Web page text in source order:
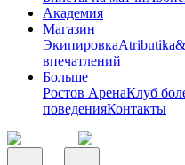
Академия
Магазин
Экипировка
впечатлений
Больше
Ростов АренаКлуб
поведенияКонтакты